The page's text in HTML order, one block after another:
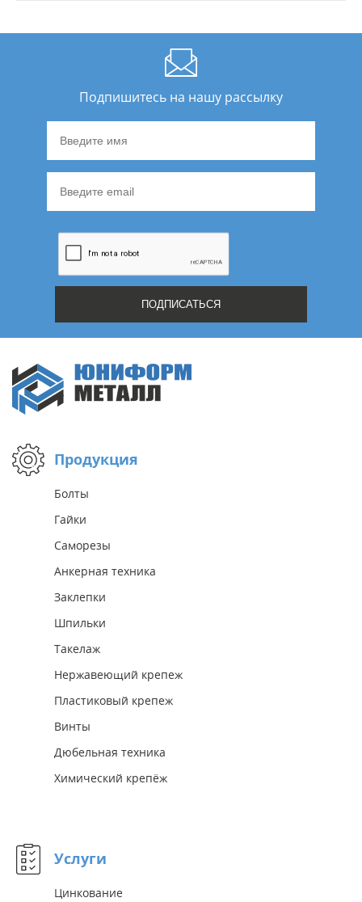
Подпишитесь на нашу рассылку
Продукция
Болты
Гайки
Саморезы
Анкерная техника
Заклепки
Шпильки
Такелаж
Нержавеющий крепеж
Пластиковый крепеж
Винты
Дюбельная техника
Химический крепёж
Услуги
Цинкование